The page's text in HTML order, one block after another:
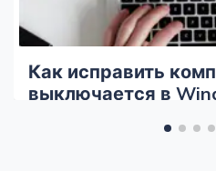
Как исправить
выключается в